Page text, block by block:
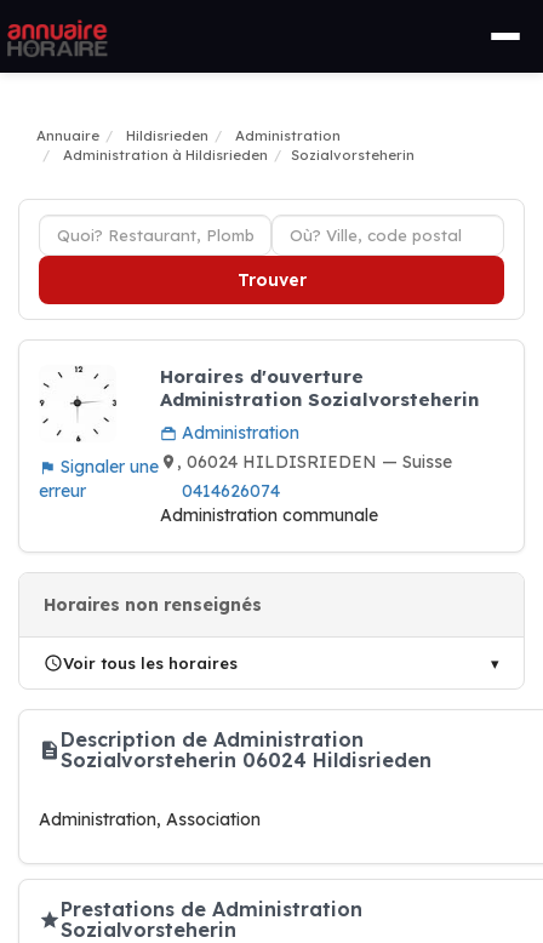
Annuaire Hildisrieden
Administration
Administration à Hildisrieden
Sozialvorsteherin
Trouver
Signaler une
erreur
Horaires d'ouverture
Administration Sozialvorsteherin
Administration
, 06024 HILDISRIEDEN — Suisse
0414626074
Administration communale
Horaires non renseignés
Voir tous les horaires
Description de Administration
Sozialvorsteherin 06024 Hildisrieden
Administration, Association
Prestations de Administration
Sozialvorsteherin